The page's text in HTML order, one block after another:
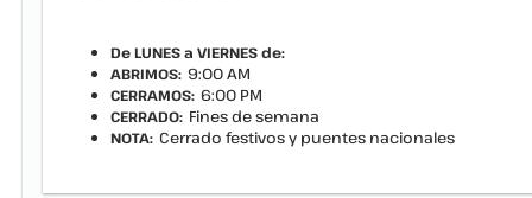
De LUNES a VIERNES de:
ABRIMOS: 9:00 AM
CERRAMOS: 6:00 PM
CERRADO: Fines de semana
NOTA: Cerrado festivos y puentes nacionales